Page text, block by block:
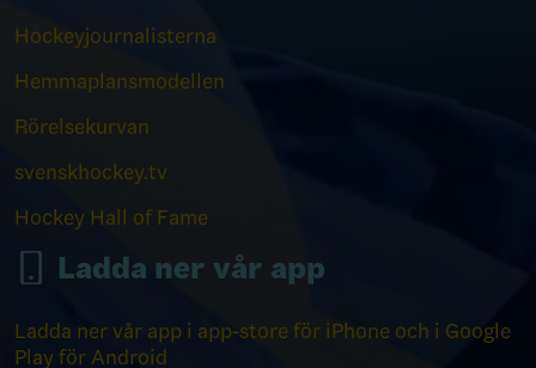
Hockeyjournalisterna
Hemmaplansmodellen
Rörelsekurvan
svenskhockey.tv
Hockey Hall of Fame
Ladda ner vår app
Ladda ner vår app i app-store för iPhone och i Google
Play för Android